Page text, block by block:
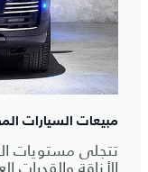
مبيعات السيارات
تتجلى مستويات
الأناقة والقدرات